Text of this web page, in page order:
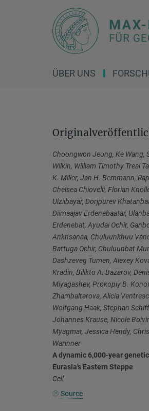
ÜBER UNS
Choongwon Jeong, Ke Wang,
Wilkin, William Timothy Treal
K. Miller, Jan H. Bemmann,
Chelsea Chiovelli, Florian
Ulziibayar, Dorjpurev
Diimaajav Erdenebaatar,
Erdenebat, Ayudai Ochir,
Ankhsanaa, Chuluunkhuu
Battuga Ochir, Chuluunbat
Dashzeveg Tumen, Alexey
Kradin, Bilikto A. Bazarov,
Miyagashev, Prokopiy B.
Zhambaltarova, Alicia
Wolfgang Haak, Stephan
Johannes Krause, Nicole
Myagmar, Jessica Hendy,
Warinner
A dynamic 6,000-year
Eurasia’s Eastern Steppe
Cell
Source